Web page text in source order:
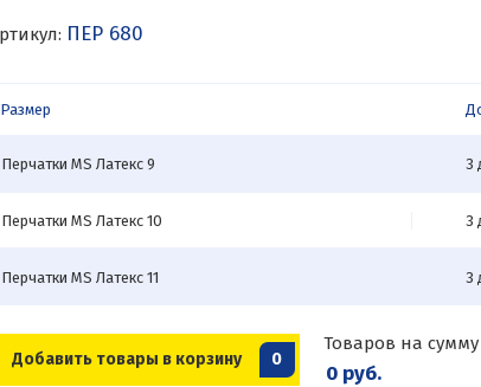
ПЕР 680
Размер
Перчатки MS Латекс 9 3
Перчатки MS Латекс 10 3
Перчатки MS Латекс 11 3
Добавить товары в корзину 0
Товаров на сумму
0 руб.